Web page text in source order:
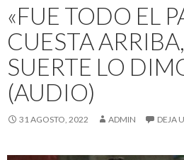
«FUE TODO EL
CUESTA
SUERTE LO
(AUDIO)
31 AGOSTO, 2022 ADMIN DEJA